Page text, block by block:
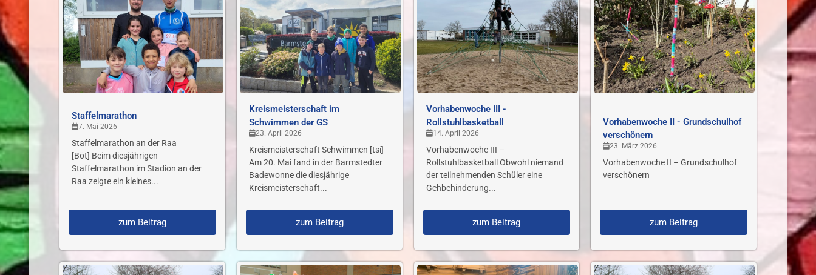
Staffelmarathon
7. Mai 2026
Staffelmarathon an der Raa
[Böt] Beim diesjährigen
Staffelmarathon im Stadion an der
Raa zeigte ein kleines...
zum Beitrag
Kreismeisterschaft im
Schwimmen der GS
23. April 2026
Kreismeisterschaft Schwimmen [tsi]
Am 20. Mai fand in der Barmstedter
Badewonne die diesjährige
Kreismeisterschaft...
zum Beitrag
Vorhabenwoche III -
Rollstuhlbasketball
14. April 2026
Vorhabenwoche III –
Rollstuhlbasketball Obwohl niemand
der teilnehmenden Schüler eine
Gehbehinderung...
zum Beitrag
Vorhabenwoche II - Grundschulhof
verschönern
23. März 2026
Vorhabenwoche II – Grundschulhof
verschönern
zum Beitrag